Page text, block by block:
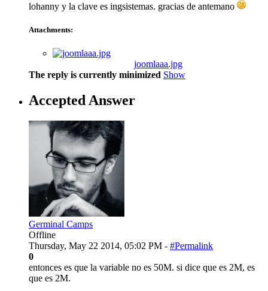
lohanny y la clave es ingsistemas. gracias de antemano
Attachments:
joomlaaa.jpg
The reply is currently minimized Show
Accepted Answer
Germinal Camps
Offline
Thursday, May 22 2014, 05:02 PM - #Permalink
0
entonces es que la variable no es 50M. si dice que es 2M, es
que es 2M.